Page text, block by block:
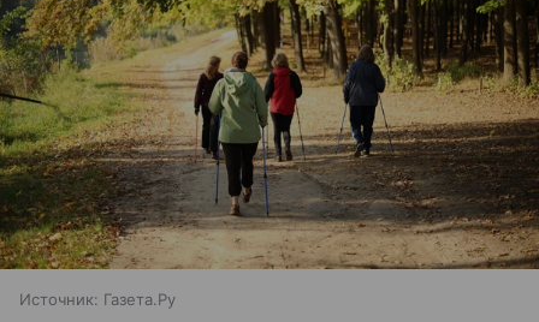
Источник: Газета.Ру